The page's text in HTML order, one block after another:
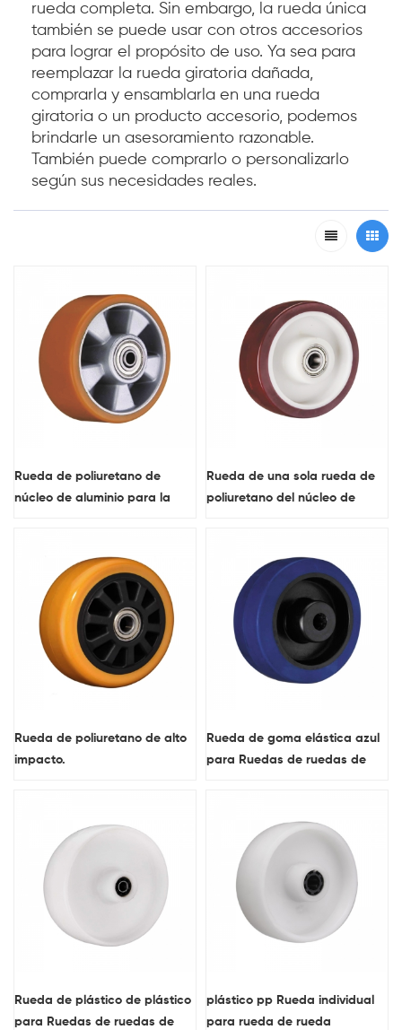
rueda completa. Sin embargo, la rueda única
también se puede usar con otros accesorios
para lograr el propósito de uso. Ya sea para
reemplazar la rueda giratoria dañada,
comprarla y ensamblarla en una rueda
giratoria o un producto accesorio, podemos
brindarle un asesoramiento razonable.
También puede comprarlo o personalizarlo
según sus necesidades reales.
Rueda de poliuretano de
núcleo de aluminio para la
Rueda de una sola rueda de
poliuretano del núcleo de
Rueda de poliuretano de alto
impacto.
Rueda de goma elástica azul
para Ruedas de ruedas de
Rueda de plástico de plástico
para Ruedas de ruedas de
plástico pp Rueda individual
para rueda de rueda